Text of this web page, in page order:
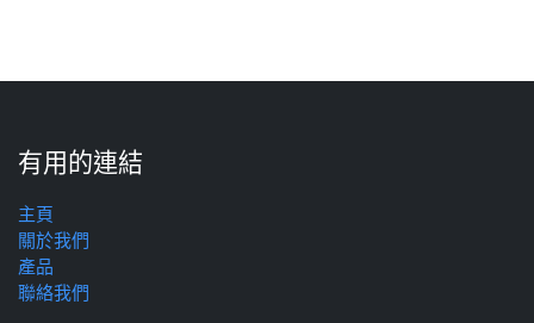
有用的連結
主頁
關於我們
產品
聯絡我們